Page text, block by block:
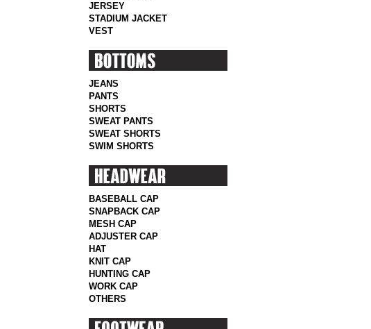
JERSEY
STADIUM JACKET
VEST
JEANS
PANTS
SHORTS
SWEAT PANTS
SWEAT SHORTS
SWIM SHORTS
BASEBALL CAP
SNAPBACK CAP
MESH CAP
ADJUSTER CAP
HAT
KNIT CAP
HUNTING CAP
WORK CAP
OTHERS